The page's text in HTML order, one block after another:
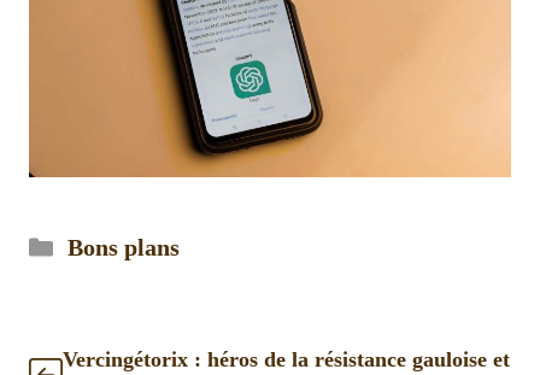
Catégories
Bons plans
Vercingétorix : héros de la résistance gauloise et